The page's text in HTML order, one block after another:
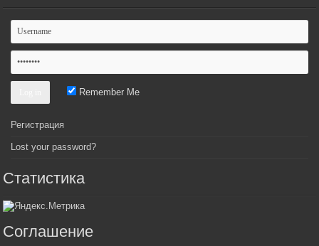
Remember Me
Регистрация
Lost your password?
Статистика
Соглашение